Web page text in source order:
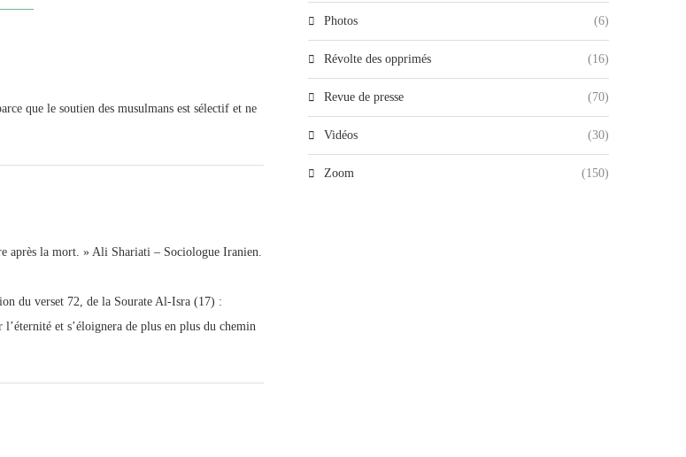
que le soutien des musulmans est sélectif et ne
après la mort. » Ali Shariati – Sociologue Iranien.
du verset 72, de la Sourate Al-Isra (17) :
et s’éloignera de plus en plus du chemin
Photos (6)
Révolte des opprimés (16)
Revue de presse (70)
Vidéos (30)
Zoom (150)